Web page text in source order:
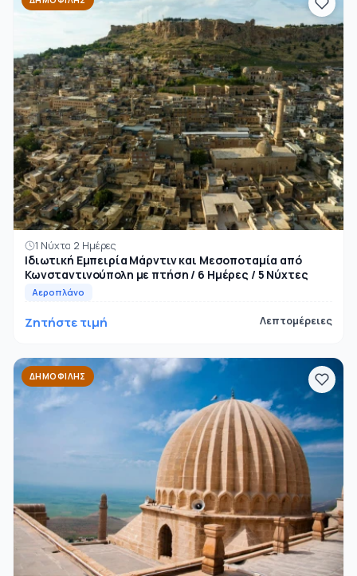
1 Νύχτα 2 Ημέρες
Ιδιωτική Εμπειρία Μάρντιν και Μεσοποταμία από
Κωνσταντινούπολη με πτήση / 6 Ημέρες / 5 Νύχτες
Αεροπλάνο
Ζητήστε τιμή Λεπτομέρειες
ΔΗΜΟΦΙΛΉΣ